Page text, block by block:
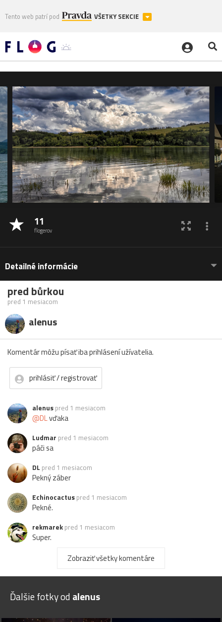
Tento web patrí pod VŠETKY SEKCIE
11
flogerov
Detailné informácie
pred bůrkou
pred 1 mesiacom
alenus
Komentár môžu písať iba prihlásení užívatelia.
prihlásiť / registrovať
alenus pred 1 mesiacom
@DLvďaka
Ludmar pred 1 mesiacom
páči sa
DL pred 1 mesiacom
Pekný záber
Echinocactus pred 1 mesiacom
Pekné.
rekmarek pred 1 mesiacom
Super.
Zobraziť všetky komentáre
Ďalšie fotky od alenus